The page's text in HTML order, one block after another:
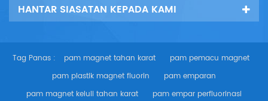
HANTAR SIASATAN KEPADA KAMI
Tag Panas : pam magnet tahan karat
pam pemacu magnet
pam plastik magnet fluorin
pam emparan
pam magnet keluli tahan karat
pam empar perfluorinasi